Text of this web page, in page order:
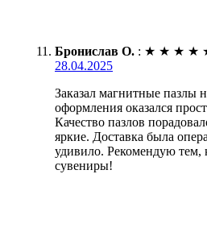
Бронислав О. : ★ ★ ★ ★
28.04.2025
Заказал магнитные пазлы
оформления оказался
Качество пазлов
яркие. Доставка была
удивило. Рекомендую тем,
сувениры!